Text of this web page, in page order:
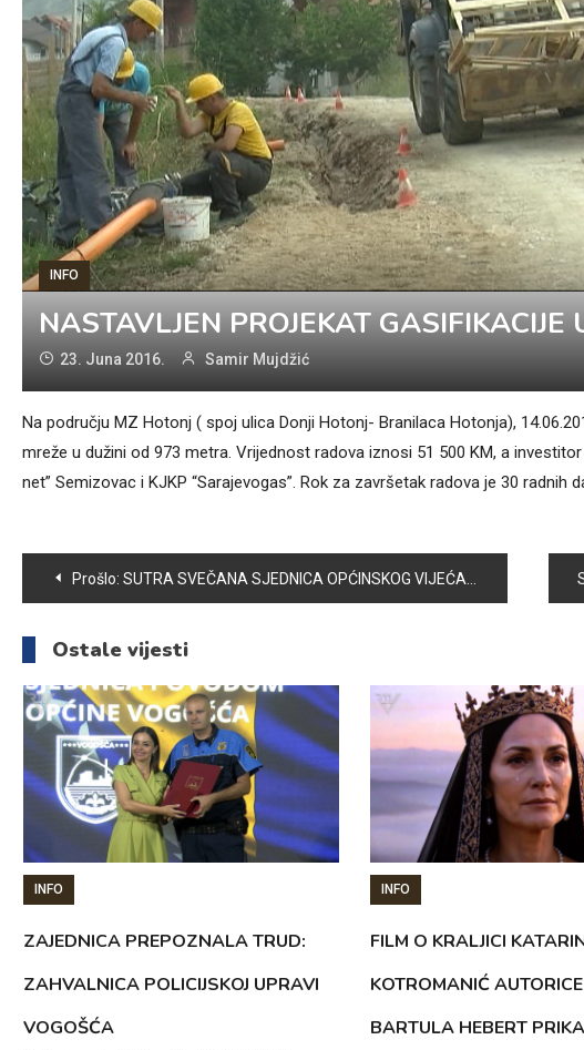
INFO
NASTAVLJEN PROJEKAT GASIFIKACIJE
23. Juna 2016. Samir Mujdžić
Na području MZ Hotonj ( spoj ulica Donji Hotonj- Branilaca Hotonja),
mreže u dužini od 973 metra. Vrijednost radova iznosi 51 500 KM, a
net” Semizovac i KJKP “Sarajevogas”. Rok za završetak radova je 30 radnih
Navigacija
članaka
Prošlo: SUTRA SVEČANA SJEDNICA OPĆINSKOG VIJEĆA VOGOŠĆA
Ostale vijesti
INFO
ZAJEDNICA PREPOZNALA TRUD:
ZAHVALNICA POLICIJSKOJ UPRAVI
VOGOŠĆA
INFO
FILM O KRALJICI
KOTROMANIĆ
BARTULA HEBERT